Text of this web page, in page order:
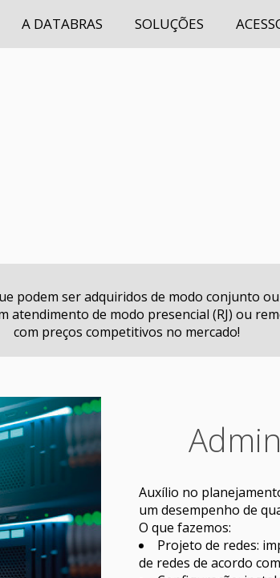
A DATABRAS SOLUÇÕES
podem ser adquiridos de modo conjunto
atendimento de modo presencial (RJ) ou
com preços competitivos no mercado!
Auxílio no
um desempenho de
O que fazemos:
Projeto de redes:
de redes de acordo